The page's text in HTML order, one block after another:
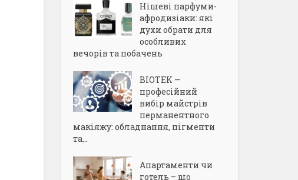
Нішеві парфуми-
афродизіаки: які
духи обрати для
особливих
вечорів та побачень
BIOTEK —
професійний
вибір майстрів
перманентного
макіяжу: обладнання, пігменти
та...
Апартаменти чи
готель – що